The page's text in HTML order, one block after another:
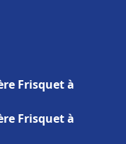
Frisquet à
Frisquet à